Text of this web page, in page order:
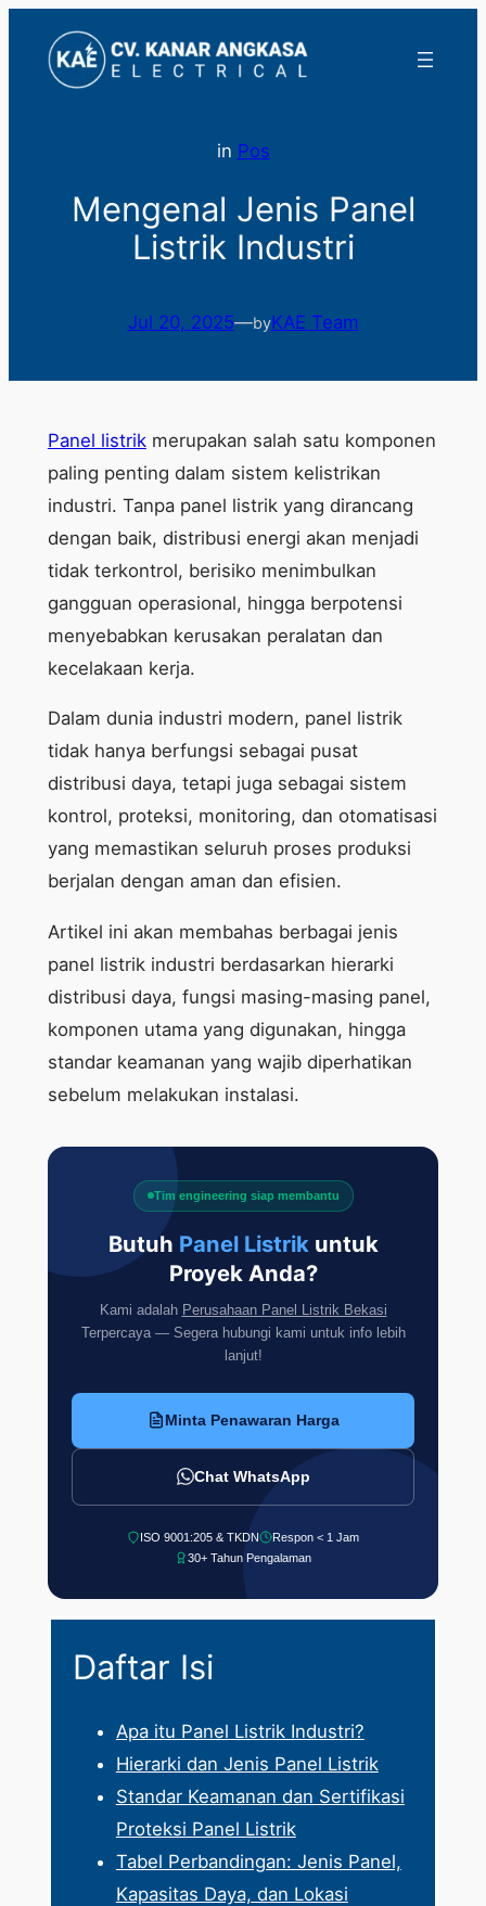
konten
in Pos
Mengenal Jenis Panel
Listrik Industri
Jul 20, 2025—byKAE Team
Panel listrikmerupakan salah satu komponen
paling penting dalam sistem kelistrikan
industri. Tanpa panel listrik yang dirancang
dengan baik, distribusi energi akan menjadi
tidak terkontrol, berisiko menimbulkan
gangguan operasional, hingga berpotensi
menyebabkan kerusakan peralatan dan
kecelakaan kerja.
Dalam dunia industri modern, panel listrik
tidak hanya berfungsi sebagai pusat
distribusi daya, tetapi juga sebagai sistem
kontrol, proteksi, monitoring, dan otomatisasi
yang memastikan seluruh proses produksi
berjalan dengan aman dan efisien.
Artikel ini akan membahas berbagai jenis
panel listrik industri berdasarkan hierarki
distribusi daya, fungsi masing-masing panel,
komponen utama yang digunakan, hingga
standar keamanan yang wajib diperhatikan
sebelum melakukan instalasi.
Tim engineering siap membantu
Butuh Panel Listrik untuk
Proyek Anda?
Kami adalah Perusahaan Panel Listrik Bekasi
Terpercaya — Segera hubungi kami untuk info lebih
lanjut!
Minta Penawaran Harga
Chat WhatsApp
ISO 9001:205 & TKDN
Respon < 1 Jam
30+ Tahun Pengalaman
Daftar Isi
Apa itu Panel Listrik Industri?
Hierarki dan Jenis Panel Listrik
Standar Keamanan dan Sertifikasi
Proteksi Panel Listrik
Tabel Perbandingan: Jenis Panel,
Kapasitas Daya, dan Lokasi